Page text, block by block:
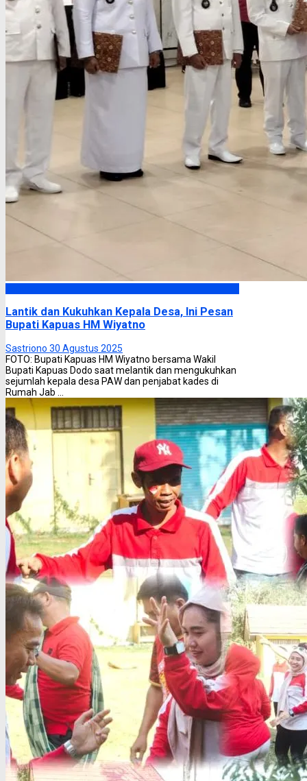
Lantik dan Kukuhkan Kepala Desa, Ini Pesan
Bupati Kapuas HM Wiyatno
Sastriono 30 Agustus 2025
FOTO: Bupati Kapuas HM Wiyatno bersama Wakil
Bupati Kapuas Dodo saat melantik dan mengukuhkan
sejumlah kepala desa PAW dan penjabat kades di
Rumah Jab ...